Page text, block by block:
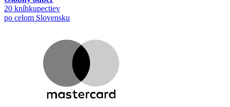
20 kníhkupectiev
po celom Slovensku